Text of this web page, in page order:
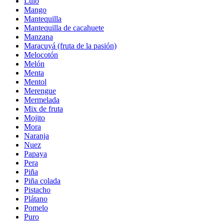
Mango
Mantequilla
Mantequilla de cacahuete
Manzana
Maracuyá (fruta de la pasión)
Melocotón
Melón
Menta
Mentol
Merengue
Mermelada
Mix de fruta
Mojito
Mora
Naranja
Nuez
Papaya
Pera
Piña
Piña colada
Pistacho
Plátano
Pomelo
Puro